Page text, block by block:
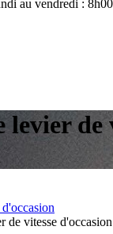
au vendredi :
levier de
de vitesse d'occasion